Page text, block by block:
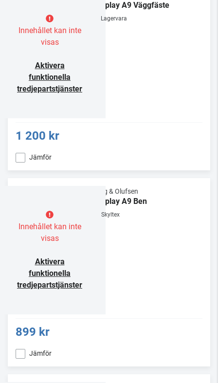
Innehållet kan inte
visas
Aktivera
funktionella
tredjepartstjänster
Beoplay A9 Väggfäste
Lagervara
1 200 kr
Jämför
Innehållet kan inte
visas
Aktivera
funktionella
tredjepartstjänster
Bang & Olufsen
Beoplay A9 Ben
Skyltex
899 kr
Jämför